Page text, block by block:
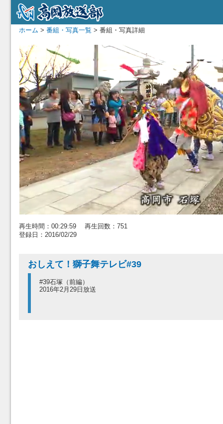
ホーム > 番組・写真一覧 > 番組・写真詳細
再生時間：00:29:59 再生回数：751
登録日：2016/02/29
おしえて！獅子舞テレビ#39
#39石塚（前編）
2016年2月29日放送